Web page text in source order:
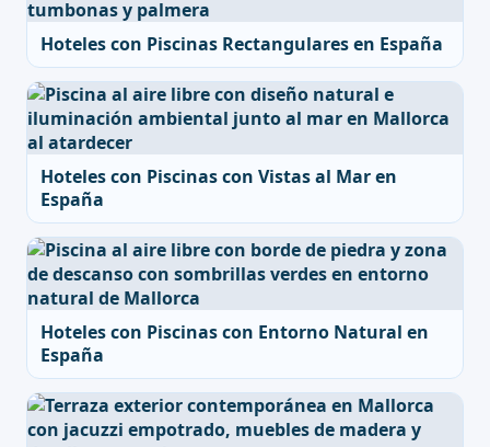
Hoteles con Piscinas Rectangulares en España
Hoteles con Piscinas con Vistas al Mar en
España
Hoteles con Piscinas con Entorno Natural en
España